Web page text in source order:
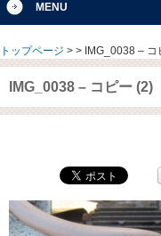
MENU
トップページ > > IMG_0038 –
IMG_0038 – コピー (2)